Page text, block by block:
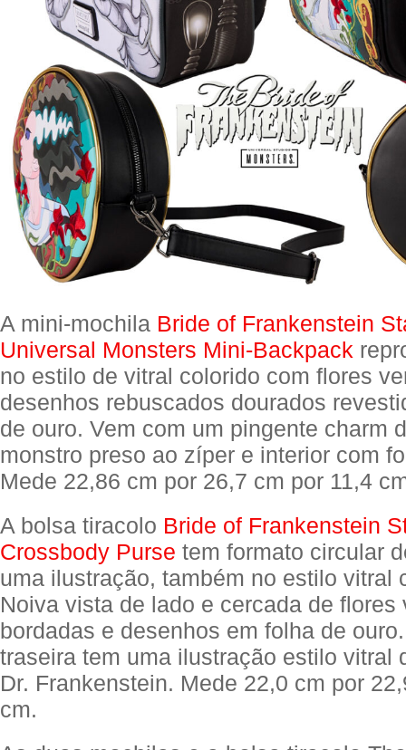
A mini-mochila Bride of Frankenstein
Universal Monsters Mini-Backpack
no estilo de vitral colorido com flores
desenhos rebuscados dourados
de ouro. Vem com um pingente charm
monstro preso ao zíper e interior com
Mede 22,86 cm por 26,7 cm por 11,4
A bolsa tiracolo Bride of Frankenstein
Crossbody Purse tem formato circular
uma ilustração, também no estilo vitral
Noiva vista de lado e cercada de flores
bordadas e desenhos em folha de
traseira tem uma ilustração estilo vitral
Dr. Frankenstein. Mede 22,0 cm por
cm.